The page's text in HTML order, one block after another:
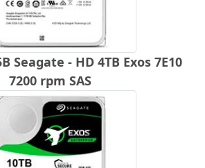
Seagate - HD 4TB Exos 7E10
7200 rpm SAS